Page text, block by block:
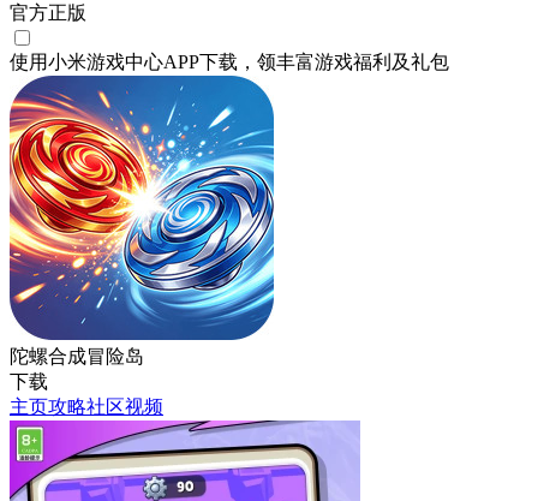
官方正版
使用小米游戏中心APP下载 ，领丰富游戏福利 及礼包
陀螺合成冒险岛
下载
主页攻略社区视频